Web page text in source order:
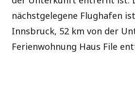
nächstgelegene Flughafen
Innsbruck, 52 km von der
Ferienwohnung Haus File